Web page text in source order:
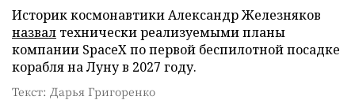
Историк космонавтики Александр Железняков
назвал технически реализуемыми планы
компании SpaceX по первой беспилотной посадке
корабля на Луну в 2027 году.
Текст: Дарья Григоренко